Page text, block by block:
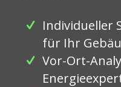
Individueller
für Ihr
Vor-Ort-